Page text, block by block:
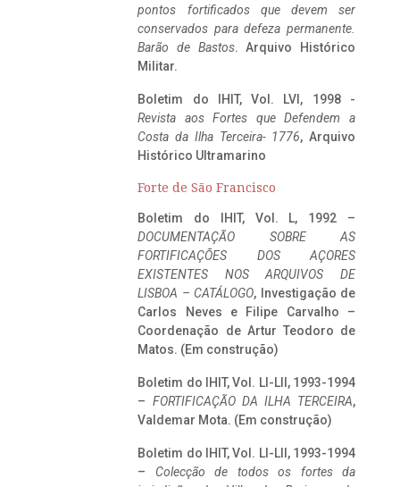
pontos fortificados que devem ser
conservados para defeza permanente.
Barão de Bastos. Arquivo Histórico
Militar.
Boletim do IHIT, Vol. LVI, 1998 -
Revista aos Fortes que Defendem a
Costa da Ilha Terceira- 1776, Arquivo
Histórico Ultramarino
Forte de São Francisco
Boletim do IHIT, Vol. L, 1992 –
DOCUMENTAÇÃO SOBRE AS
FORTIFICAÇÕES DOS AÇORES
EXISTENTES NOS ARQUIVOS DE
LISBOA – CATÁLOGO, Investigação de
Carlos Neves e Filipe Carvalho –
Coordenação de Artur Teodoro de
Matos. (Em construção)
Boletim do IHIT, Vol. LI-LII, 1993-1994
– FORTIFICAÇÃO DA ILHA TERCEIRA,
Valdemar Mota. (Em construção)
Boletim do IHIT, Vol. LI-LII, 1993-1994
– Colecção de todos os fortes da